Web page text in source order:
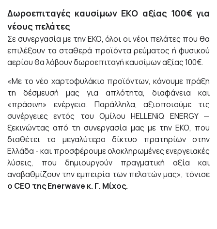
Δωροεπιταγές καυσίμων ΕΚΟ αξίας 100€ για
νέους πελάτες
Σε συνεργασία με την ΕΚΟ, όλοι οι νέοι πελάτες που θα
επιλέξουν τα σταθερά προϊόντα ρεύματος ή φυσικού
αερίου θα λάβουν δωροεπιταγή καυσίμων αξίας 100€.
«Με το νέο χαρτοφυλάκιο προϊόντων, κάνουμε πράξη
τη δέσμευσή μας για απλότητα, διαφάνεια και
«πράσινη» ενέργεια. Παράλληλα, αξιοποιούμε τις
συνέργειες εντός του Ομίλου HELLENiQ ENERGY —
ξεκινώντας από τη συνεργασία μας με την ΕΚΟ, που
διαθέτει το μεγαλύτερο δίκτυο πρατηρίων στην
Ελλάδα - και προσφέρουμε ολοκληρωμένες ενεργειακές
λύσεις, που δημιουργούν πραγματική αξία και
αναβαθμίζουν την εμπειρία των πελατών μας», τόνισε
ο CEO της Enerwave κ. Γ. Mίχος.